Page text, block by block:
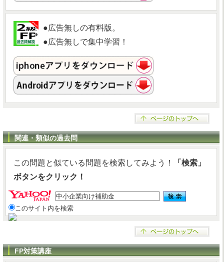
●広告無しの有料版。
●広告無しで集中学習！
関連・類似の過去問
この問題と似ている問題を検索してみよう！
「検索」
ボタンをクリック！
このサイト内を検索
FP対策講座